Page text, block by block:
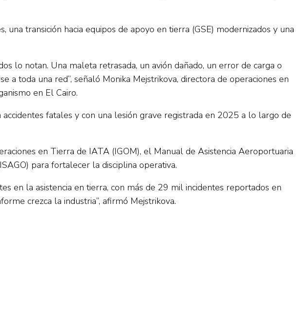
transición hacia equipos de apoyo en tierra (GSE) modernizados y una
lo notan. Una maleta retrasada, un avión dañado, un error de carga o
a toda una red”, señaló Monika Mejstrikova, directora de operaciones en
en El Cairo.
fatales y con una lesión grave registrada en 2025 a lo largo de
en Tierra de IATA (IGOM), el Manual de Asistencia Aeroportuaria
para fortalecer la disciplina operativa.
en la asistencia en tierra, con más de 29 mil incidentes reportados en
crezca la industria”, afirmó Mejstrikova.